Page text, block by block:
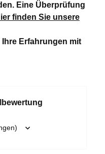
Eine Überprüfung
finden Sie unsere
Erfahrungen mit